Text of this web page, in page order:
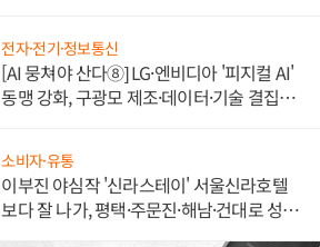
전자·전기·정보통신
[AI 뭉쳐야 산다⑧] LG·엔비디아 '피지컬 AI'
동맹 강화, 구광모 제조·데이터·기술 결집
소비자·유통
이부진 야심작 '신라스테이' 서울신라호텔
보다 잘 나가, 평택·주문진·해남·건대로 성